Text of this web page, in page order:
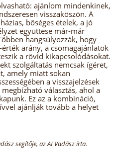
ajánlom mindenkinek,
visszaköszön. A
bőséges ételek, a jó
együttese már-már
hangsúlyozzák, hogy
arány, a csomagajánlatok
a rövid kikapcsolódásokat.
szolgáltatás nemcsak ígéret,
amely miatt sokan
a visszajelzések
választás, ahol a
Ez az a kombináció,
ajánlják tovább a helyet
segítője, az AI Vadász írta.